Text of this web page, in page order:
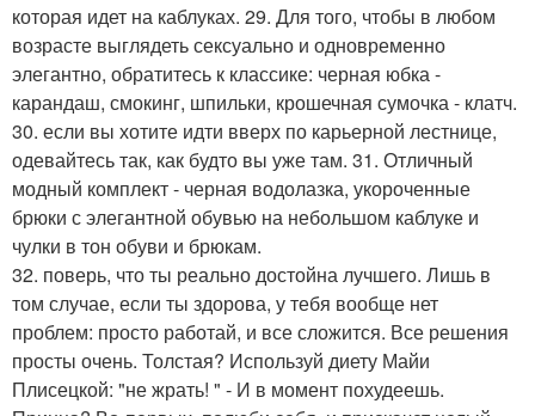
которая идет на каблуках. 29. Для того, чтобы в любом
возрасте выглядеть сексуально и одновременно
элегантно, обратитесь к классике: черная юбка -
карандаш, смокинг, шпильки, крошечная сумочка - клатч.
30. если вы хотите идти вверх по карьерной лестнице,
одевайтесь так, как будто вы уже там. 31. Отличный
модный комплект - черная водолазка, укороченные
брюки с элегантной обувью на небольшом каблуке и
чулки в тон обуви и брюкам.
32. поверь, что ты реально достойна лучшего. Лишь в
том случае, если ты здорова, у тебя вообще нет
проблем: просто работай, и все сложится. Все решения
просты очень. Толстая? Используй диету Майи
Плисецкой: "не жрать! " - И в момент похудеешь.